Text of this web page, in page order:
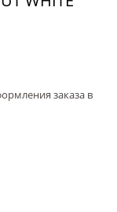
заказа в